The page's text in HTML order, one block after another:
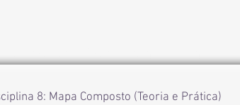
Cursos de Astrologia Loja
8: Mapa Composto (Teoria e Prática)